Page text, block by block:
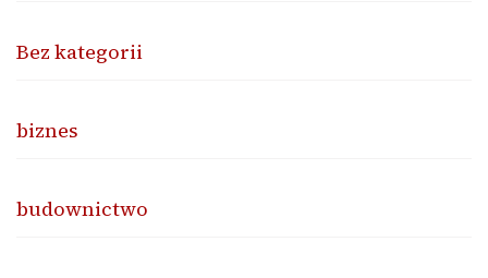
Bez kategorii
biznes
budownictwo